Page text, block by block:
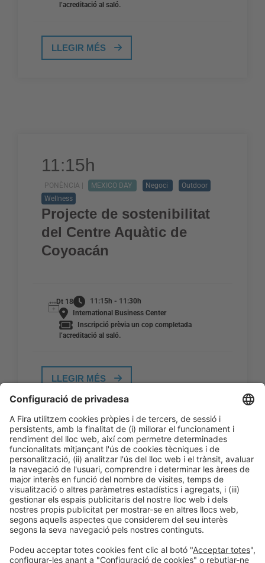
l’acreditació al saló.
LLEGIR MÉS
11:15h
PONÈNCIA | MEXICO DAY Negoci
Outdoor
Wellness
Projecte de sostenibilitat
del Centre Aquàtic de
Coyoacán
Dt 18
11:15h - 11:30h
International Business Center
Inscripció prèvia un cop completada
l’acreditació al saló.
LLEGIR MÉS
Informació generalAvís legalPolítica de privacitat
Política de cookies